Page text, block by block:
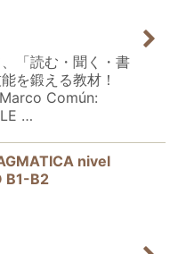
「読む・聞く・書
を鍛える教材！
Común:
…
nivel
B1-B2